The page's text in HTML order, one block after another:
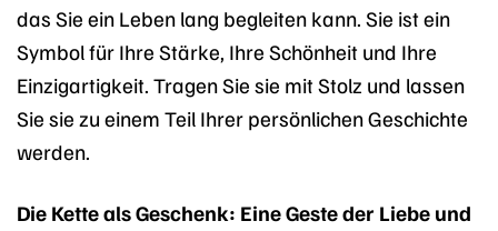
das Sie ein Leben lang begleiten kann. Sie ist ein
Symbol für Ihre Stärke, Ihre Schönheit und Ihre
Einzigartigkeit. Tragen Sie sie mit Stolz und lassen
Sie sie zu einem Teil Ihrer persönlichen Geschichte
werden.
Die Kette als Geschenk: Eine Geste der Liebe und